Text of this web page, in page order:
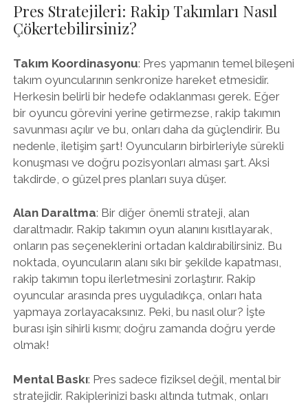
Pres Stratejileri: Rakip Takımları Nasıl
Çökertebilirsiniz?
Takım Koordinasyonu: Pres yapmanın temel bileşeni
takım oyuncularının senkronize hareket etmesidir.
Herkesin belirli bir hedefe odaklanması gerek. Eğer
bir oyuncu görevini yerine getirmezse, rakip takımın
savunması açılır ve bu, onları daha da güçlendirir. Bu
nedenle, iletişim şart! Oyuncuların birbirleriyle sürekli
konuşması ve doğru pozisyonları alması şart. Aksi
takdirde, o güzel pres planları suya düşer.
Alan Daraltma: Bir diğer önemli strateji, alan
daraltmadır. Rakip takımın oyun alanını kısıtlayarak,
onların pas seçeneklerini ortadan kaldırabilirsiniz. Bu
noktada, oyuncuların alanı sıkı bir şekilde kapatması,
rakip takımın topu ilerletmesini zorlaştırır. Rakip
oyuncular arasında pres uyguladıkça, onları hata
yapmaya zorlayacaksınız. Peki, bu nasıl olur? İşte
burası işin sihirli kısmı; doğru zamanda doğru yerde
olmak!
Mental Baskı: Pres sadece fiziksel değil, mental bir
stratejidir. Rakiplerinizi baskı altında tutmak, onları